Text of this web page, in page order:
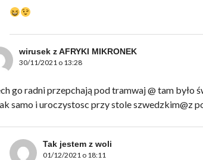
wirusek z AFRYKI MIKRONEK
30/11/2021 o 13:28
go radni przepchają pod tramwaj @ tam było
samo i uroczystosc przy stole szwedzkim@z
Tak jestem z woli
01/12/2021 o 18:11